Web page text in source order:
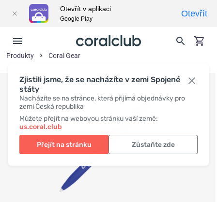
Zjistili jsme, že se nacházíte v zemi Spojené
státy
Nacházíte se na stránce, která přijímá objednávky pro
zemi Česká republika
Můžete přejít na webovou stránku vaší země:
us.coral.club
Přejít na stránku Zůstaňte zde
Produkty Coral Gear
Otevřít v aplikaci
Google Play
Otevřít